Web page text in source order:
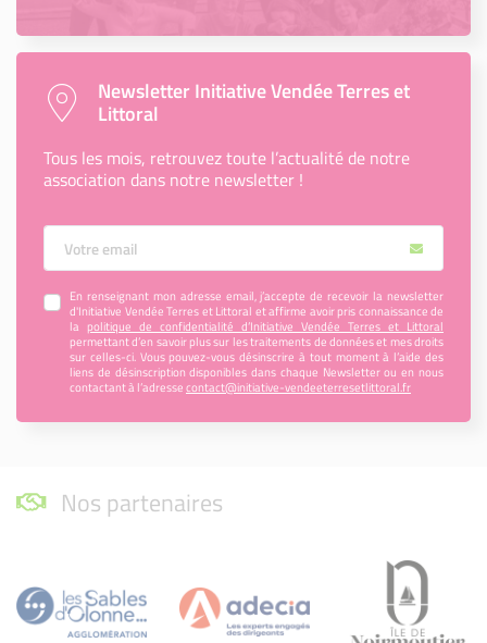
Newsletter Initiative Vendée Terres et
Littoral
Tous les mois, retrouvez toute l’actualité de notre
association dans notre newsletter !
Votre Email
En renseignant mon adresse email, j’accepte de recevoir la newsletter
d'Initiative Vendée Terres et Littoral et affirme avoir pris connaissance de
la politique de confidentialité d’Initiative Vendée Terres et Littoral
permettant d’en savoir plus sur les traitements de données et mes droits
sur celles-ci. Vous pouvez-vous désinscrire à tout moment à l’aide des
liens de désinscription disponibles dans chaque Newsletter ou en nous
contactant à l’adressecontact@initiative-vendeeterresetlittoral.fr
Nos partenaires